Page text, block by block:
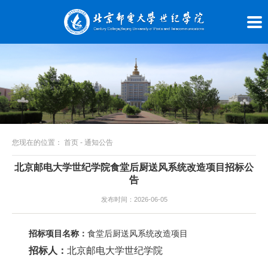
您现在的位置： 首页 - 通知公告
北京邮电大学世纪学院食堂后厨送风系统改造项目招标公
告
发布时间：2026-06-05
招标项目名称： 食堂后厨送风系统改造项目
招标人： 北京邮电大学世纪学院